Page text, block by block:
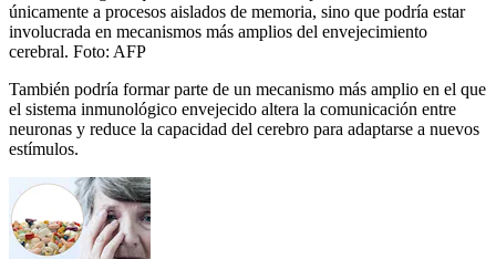
únicamente a procesos aislados de memoria, sino que podría estar
involucrada en mecanismos más amplios del envejecimiento
cerebral. Foto: AFP
También podría formar parte de un mecanismo más amplio en el que
el sistema inmunológico envejecido altera la comunicación entre
neuronas y reduce la capacidad del cerebro para adaptarse a nuevos
estímulos.